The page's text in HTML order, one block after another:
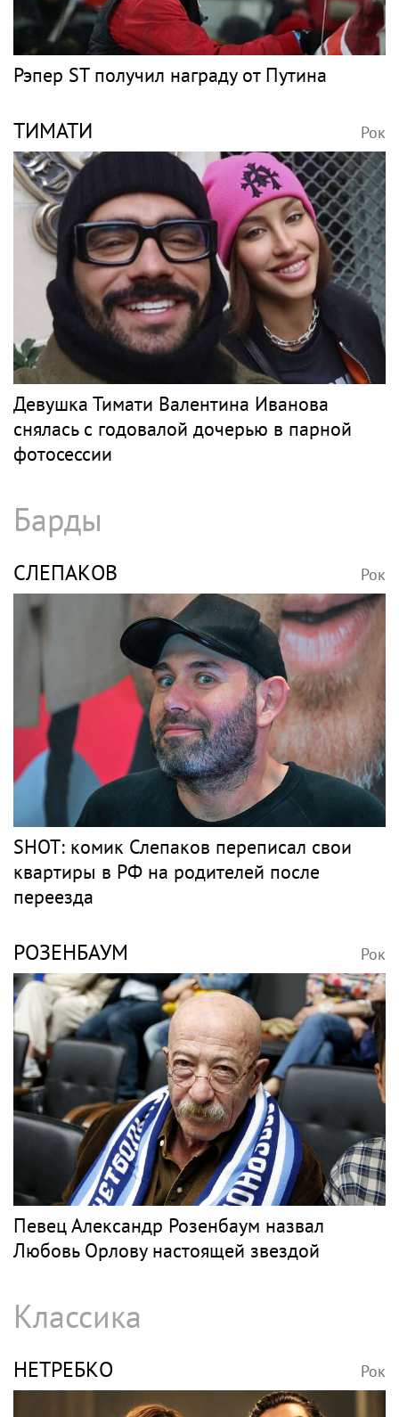
Рэпер ST получил награду от Путина
ТИМАТИ Рок
Девушка Тимати Валентина Иванова
снялась с годовалой дочерью в парной
фотосессии
Барды
СЛЕПАКОВ Рок
SHOT: комик Слепаков переписал свои
квартиры в РФ на родителей после
переезда
РОЗЕНБАУМ Рок
Певец Александр Розенбаум назвал
Любовь Орлову настоящей звездой
Классика
НЕТРЕБКО Рок